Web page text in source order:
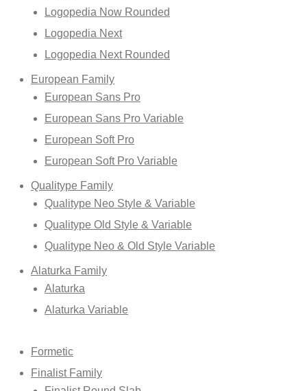
Logopedia Now Rounded
Logopedia Next
Logopedia Next Rounded
European Family
European Sans Pro
European Sans Pro Variable
European Soft Pro
European Soft Pro Variable
Qualitype Family
Qualitype Neo Style & Variable
Qualitype Old Style & Variable
Qualitype Neo & Old Style Variable
Alaturka Family
Alaturka
Alaturka Variable
Formetic
Finalist Family